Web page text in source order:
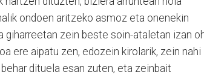
ondoen aritzeko asmoz eta onenekin
giharreetan zein beste soin-ataletan izan
ere aipatu zen, edozein kirolarik, zein nahi
dituela esan zuten, eta zeinbait